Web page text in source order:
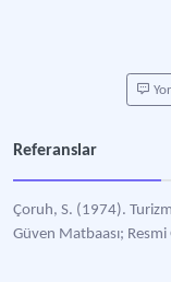
Referanslar
Çoruh, S. (1974). Turizm
Güven Matbaası;